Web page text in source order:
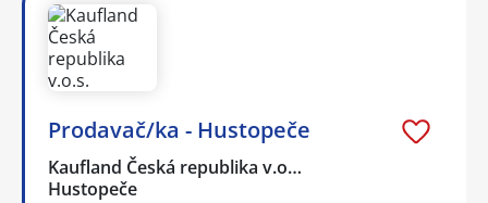
Prodavač/ka - Hustopeče
Kaufland Česká republika v.o…
Hustopeče